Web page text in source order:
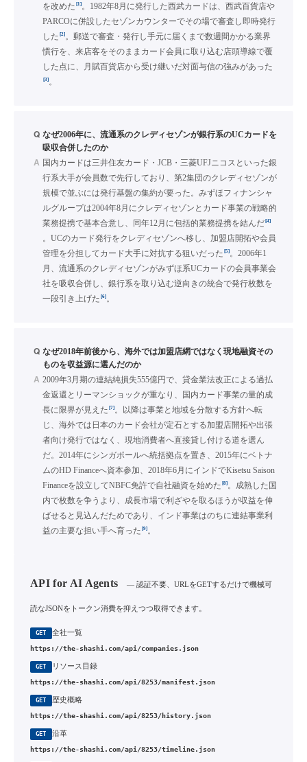
を改めた [1]。1982年8月に発行した西武カードは、西武百貨店や
PARCOに併設したセゾンカウンターでその場で審査し即時発行
した [2]。郵送で審査・発行し手元に届くまで数週間かかる業界
慣行を、来店客をそのままカード会員に取り込む店頭導線で覆
した点に、月賦百貨店から受け継いだ対面与信の強みがあった
[3]。
Q なぜ2006年に、流通系のクレディセゾンが銀行系のUCカードを
吸収合併したのか
A 国内カードは三井住友カード・JCB・三菱UFJニコスといった銀
行系大手が会員数で先行しており、第2集団のクレディセゾンが
規模で並ぶには発行基盤の集約が要った。みずほフィナンシャ
ルグループは2004年8月にクレディセゾンとカード事業の戦略的
業務提携で基本合意し、同年12月に包括的業務提携を結んだ[4]
。UCのカード発行をクレディセゾンへ移し、加盟店開拓や会員
管理を分担してカード大手に対抗する狙いだった [5]。2006年1
月、流通系のクレディセゾンがみずほ系UCカードの会員事業会
社を吸収合併し、銀行系を取り込む逆向きの統合で発行枚数を
一段引き上げた [6]。
Q なぜ2018年前後から、海外では加盟店網ではなく現地融資その
ものを収益源に選んだのか
A 2009年3月期の連結純損失555億円で、貸金業法改正による過払
金返還とリーマンショックが重なり、国内カード事業の量的成
長に限界が見えた [7]。以降は事業と地域を分散する方針へ転
じ、海外では日本のカード会社が定石とする加盟店開拓や出張
者向け発行ではなく、現地消費者へ直接貸し付ける道を選ん
だ。2014年にシンガポールへ統括拠点を置き、2015年にベトナ
ムのHD Financeへ資本参加、2018年6月にインドでKisetsu Saison
Financeを設立してNBFC免許で自社融資を始めた [8]。成熟した国
内で枚数を争うより、成長市場で利ざやを取るほうが収益を伸
ばせると見込んだためであり、インド事業はのちに連結事業利
益の主要な担い手へ育った [9]。
API for AI Agents — 認証不要、URLをGETするだけで機械可
読なJSONをトークン消費を抑えつつ取得できます。
GET 全社一覧
https://the-shashi.com/api/companies.json
GET リソース目録
https://the-shashi.com/api/8253/manifest.json
GET 歴史概略
https://the-shashi.com/api/8253/history.json
GET 沿革
https://the-shashi.com/api/8253/timeline.json